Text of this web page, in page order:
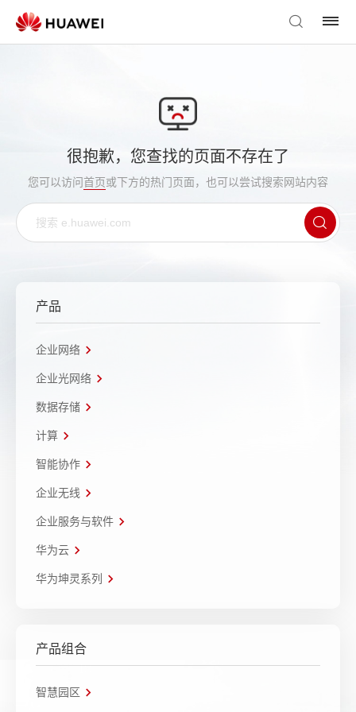
很抱歉，您查找的页面不存在了
您可以访问首页或下方的热门页面，也可以尝试搜索网站内容
产品
企业网络
企业光网络
数据存储
计算
智能协作
企业无线
企业服务与软件
华为云
华为坤灵系列
产品组合
智慧园区